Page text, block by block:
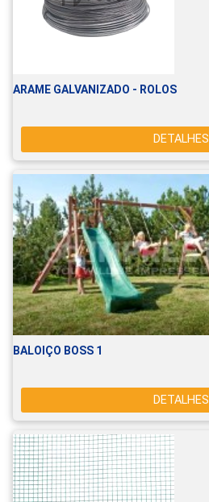
ARAME GALVANIZADO - ROLOS
DETALHES
BALOIÇO BOSS 1
DETALHES